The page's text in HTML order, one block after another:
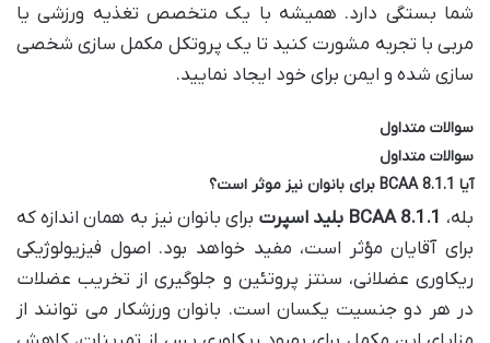
شما بستگی دارد. همیشه با یک متخصص تغذیه ورزشی یا
مربی با تجربه مشورت کنید تا یک پروتکل مکمل سازی شخصی
سازی شده و ایمن برای خود ایجاد نمایید.
سوالات متداول
سوالات متداول
آیا BCAA 8.1.1 برای بانوان نیز موثر است؟
بله، BCAA 8.1.1 بلید اسپرت
برای بانوان نیز به همان اندازه که
برای آقایان مؤثر است، مفید خواهد بود. اصول فیزیولوژیکی
ریکاوری عضلانی، سنتز پروتئین و جلوگیری از تخریب عضلات
در هر دو جنسیت یکسان است. بانوان ورزشکار می توانند از